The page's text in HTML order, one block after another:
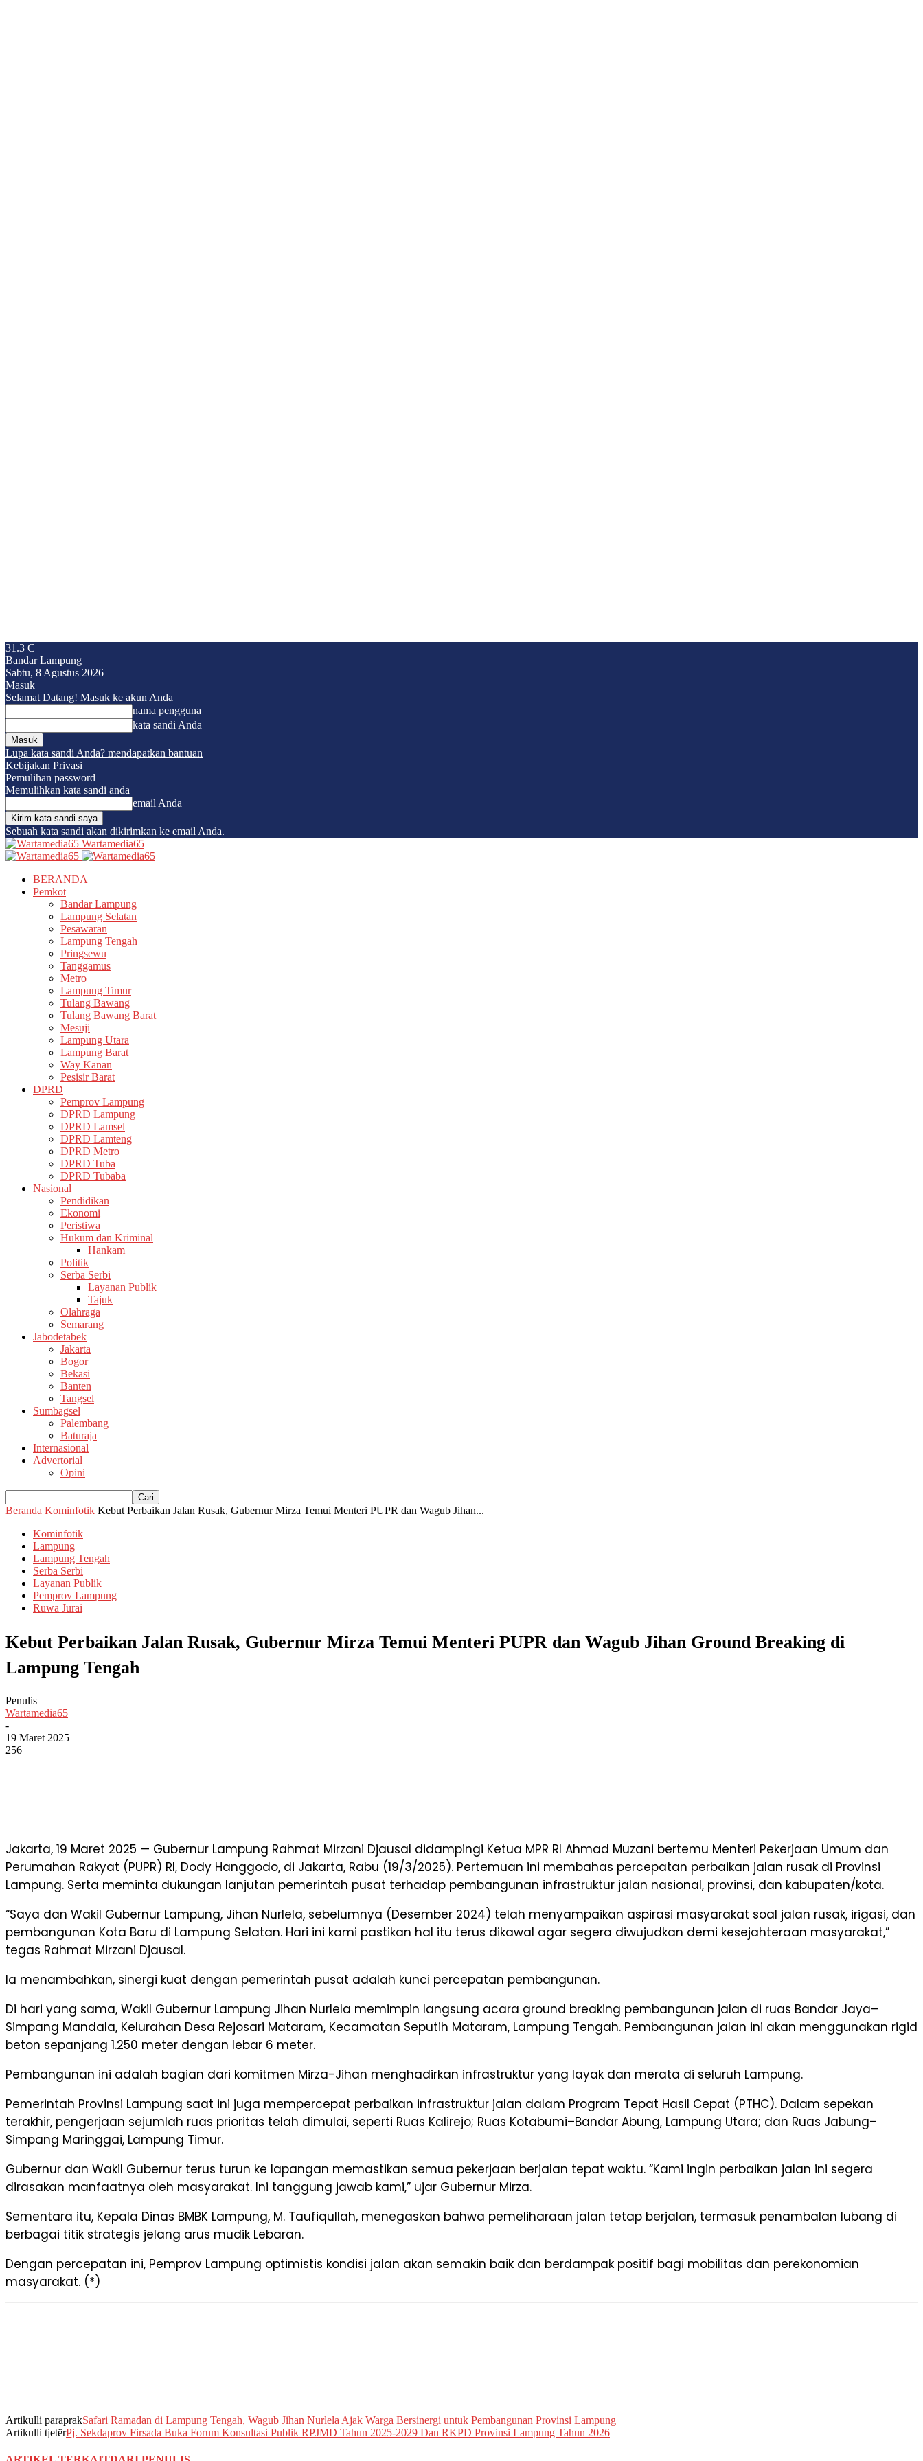
31.3 C
Bandar Lampung
Sabtu, 8 Agustus 2026
Masuk
Selamat Datang! Masuk ke akun Anda
nama pengguna
kata sandi Anda
Lupa kata sandi Anda? mendapatkan bantuan
Kebijakan Privasi
Pemulihan password
Memulihkan kata sandi anda
email Anda
Sebuah kata sandi akan dikirimkan ke email Anda.
Wartamedia65
BERANDA
Pemkot
Bandar Lampung
Lampung Selatan
Pesawaran
Lampung Tengah
Pringsewu
Tanggamus
Metro
Lampung Timur
Tulang Bawang
Tulang Bawang Barat
Mesuji
Lampung Utara
Lampung Barat
Way Kanan
Pesisir Barat
DPRD
Pemprov Lampung
DPRD Lampung
DPRD Lamsel
DPRD Lamteng
DPRD Metro
DPRD Tuba
DPRD Tubaba
Nasional
Pendidikan
Ekonomi
Peristiwa
Hukum dan Kriminal
Hankam
Politik
Serba Serbi
Layanan Publik
Tajuk
Olahraga
Semarang
Jabodetabek
Jakarta
Bogor
Bekasi
Banten
Tangsel
Sumbagsel
Palembang
Baturaja
Internasional
Advertorial
Opini
Beranda Kominfotik Kebut Perbaikan Jalan Rusak, Gubernur Mirza Temui Menteri PUPR dan Wagub Jihan...
Kominfotik
Lampung
Lampung Tengah
Serba Serbi
Layanan Publik
Pemprov Lampung
Ruwa Jurai
Kebut Perbaikan Jalan Rusak, Gubernur Mirza Temui Menteri PUPR dan Wagub Jihan Ground Breaking di
Lampung Tengah
Penulis
Wartamedia65
-
19 Maret 2025
256
Jakarta, 19 Maret 2025 — Gubernur Lampung Rahmat Mirzani Djausal didampingi Ketua MPR RI Ahmad Muzani bertemu Menteri Pekerjaan Umum dan
Perumahan Rakyat (PUPR) RI, Dody Hanggodo, di Jakarta, Rabu (19/3/2025). Pertemuan ini membahas percepatan perbaikan jalan rusak di Provinsi
Lampung. Serta meminta dukungan lanjutan pemerintah pusat terhadap pembangunan infrastruktur jalan nasional, provinsi, dan kabupaten/kota.
“Saya dan Wakil Gubernur Lampung, Jihan Nurlela, sebelumnya (Desember 2024) telah menyampaikan aspirasi masyarakat soal jalan rusak, irigasi, dan
pembangunan Kota Baru di Lampung Selatan. Hari ini kami pastikan hal itu terus dikawal agar segera diwujudkan demi kesejahteraan masyarakat,”
tegas Rahmat Mirzani Djausal.
Ia menambahkan, sinergi kuat dengan pemerintah pusat adalah kunci percepatan pembangunan.
Di hari yang sama, Wakil Gubernur Lampung Jihan Nurlela memimpin langsung acara ground breaking pembangunan jalan di ruas Bandar Jaya–
Simpang Mandala, Kelurahan Desa Rejosari Mataram, Kecamatan Seputih Mataram, Lampung Tengah. Pembangunan jalan ini akan menggunakan rigid
beton sepanjang 1.250 meter dengan lebar 6 meter.
Pembangunan ini adalah bagian dari komitmen Mirza-Jihan menghadirkan infrastruktur yang layak dan merata di seluruh Lampung.
Pemerintah Provinsi Lampung saat ini juga mempercepat perbaikan infrastruktur jalan dalam Program Tepat Hasil Cepat (PTHC). Dalam sepekan
terakhir, pengerjaan sejumlah ruas prioritas telah dimulai, seperti Ruas Kalirejo; Ruas Kotabumi–Bandar Abung, Lampung Utara; dan Ruas Jabung–
Simpang Maringgai, Lampung Timur.
Gubernur dan Wakil Gubernur terus turun ke lapangan memastikan semua pekerjaan berjalan tepat waktu. “Kami ingin perbaikan jalan ini segera
dirasakan manfaatnya oleh masyarakat. Ini tanggung jawab kami,” ujar Gubernur Mirza.
Sementara itu, Kepala Dinas BMBK Lampung, M. Taufiqullah, menegaskan bahwa pemeliharaan jalan tetap berjalan, termasuk penambalan lubang di
berbagai titik strategis jelang arus mudik Lebaran.
Dengan percepatan ini, Pemprov Lampung optimistis kondisi jalan akan semakin baik dan berdampak positif bagi mobilitas dan perekonomian
masyarakat. (*)
Artikulli paraprakSafari Ramadan di Lampung Tengah, Wagub Jihan Nurlela Ajak Warga Bersinergi untuk Pembangunan Provinsi Lampung
Artikulli tjetërPj. Sekdaprov Firsada Buka Forum Konsultasi Publik RPJMD Tahun 2025-2029 Dan RKPD Provinsi Lampung Tahun 2026